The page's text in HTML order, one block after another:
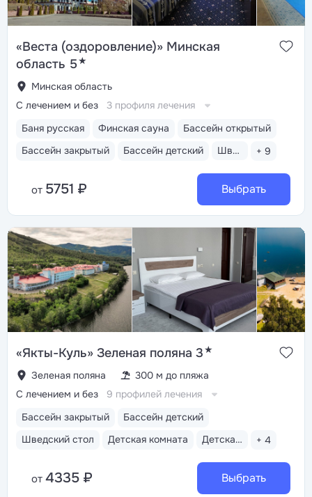
«Веста (оздоровление)» Минская
область 5★
Минская область
Баня русская Финская сауна
Бассейн открытый
Бассейн закрытый
Бассейн детский Шведский стол + 9
С лечением и без 3 профиля лечения
от 5751 ₽ Выбрать
«Якты-Куль» Зеленая поляна 3★
Зеленая поляна 300 м до пляжа
Бассейн закрытый
Бассейн детский
Шведский стол
Детская комната Детская анимация + 4
С лечением и без 9 профилей лечения
от 4335 ₽ Выбрать